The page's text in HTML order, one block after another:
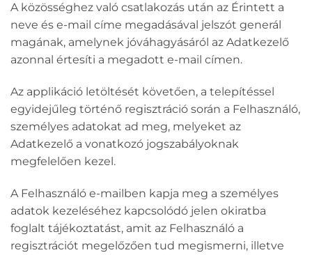
A közösséghez való csatlakozás után az Érintett a
neve és e-mail címe megadásával jelszót generál
magának, amelynek jóváhagyásáról az Adatkezelő
azonnal értesíti a megadott e-mail címen.
Az applikáció letöltését követően, a telepítéssel
egyidejűleg történő regisztráció során a Felhasználó,
személyes adatokat ad meg, melyeket az
Adatkezelő a vonatkozó jogszabályoknak
megfelelően kezel.
A Felhasználó e-mailben kapja meg a személyes
adatok kezeléséhez kapcsolódó jelen okiratba
foglalt tájékoztatást, amit az Felhasználó a
regisztrációt megelőzően tud megismerni, illetve